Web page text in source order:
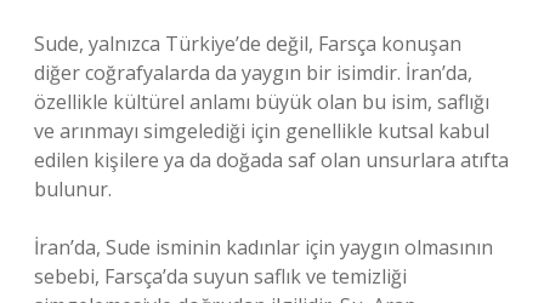
Sude, yalnızca Türkiye’de değil, Farsça konuşan
diğer coğrafyalarda da yaygın bir isimdir. İran’da,
özellikle kültürel anlamı büyük olan bu isim, saflığı
ve arınmayı simgelediği için genellikle kutsal kabul
edilen kişilere ya da doğada saf olan unsurlara atıfta
bulunur.
İran’da, Sude isminin kadınlar için yaygın olmasının
sebebi, Farsça’da suyun saflık ve temizliği